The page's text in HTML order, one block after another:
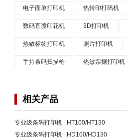
电子面单打印机 热转印打码机
数码直喷印花机 3D打印机
热敏标签打印机 照片打印机
手持条码扫描枪 热敏票据打印机
相关产品
专业级条码打印机 HT100/HT130
专业级条码打印机 HD100/HD130